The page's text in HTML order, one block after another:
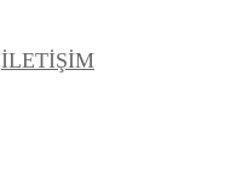
İLETIŞIM